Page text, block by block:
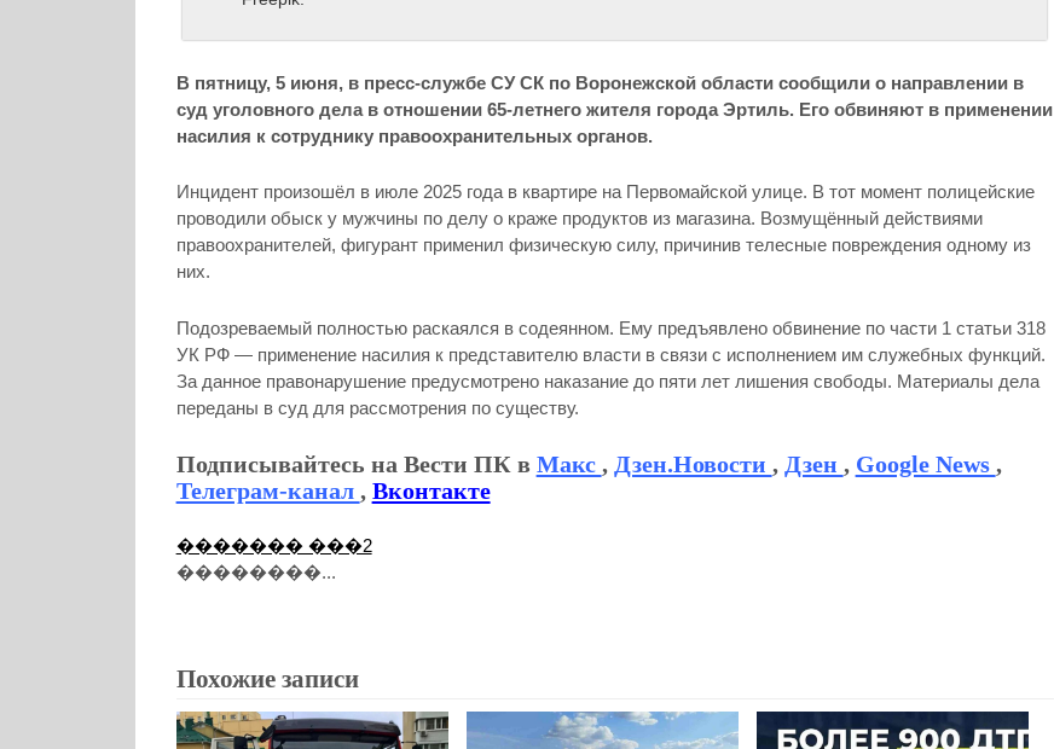
В пятницу, 5 июня, в пресс-службе СУ СК по Воронежской области сообщили о направлении в
суд уголовного дела в отношении 65-летнего жителя города Эртиль. Его обвиняют в применении
насилия к сотруднику правоохранительных органов.
Инцидент произошёл в июле 2025 года в квартире на Первомайской улице. В тот момент полицейские
проводили обыск у мужчины по делу о краже продуктов из магазина. Возмущённый действиями
правоохранителей, фигурант применил физическую силу, причинив телесные повреждения одному из
них.
Подозреваемый полностью раскаялся в содеянном. Ему предъявлено обвинение по части 1 статьи 318
УК РФ — применение насилия к представителю власти в связи с исполнением им служебных функций.
За данное правонарушение предусмотрено наказание до пяти лет лишения свободы. Материалы дела
переданы в суд для рассмотрения по существу.
Подписывайтесь на Вести ПК в Макс , Дзен.Новости , Дзен , Google News ,
Телеграм-канал , Вконтакте
������� ���2
��������...
Похожие записи